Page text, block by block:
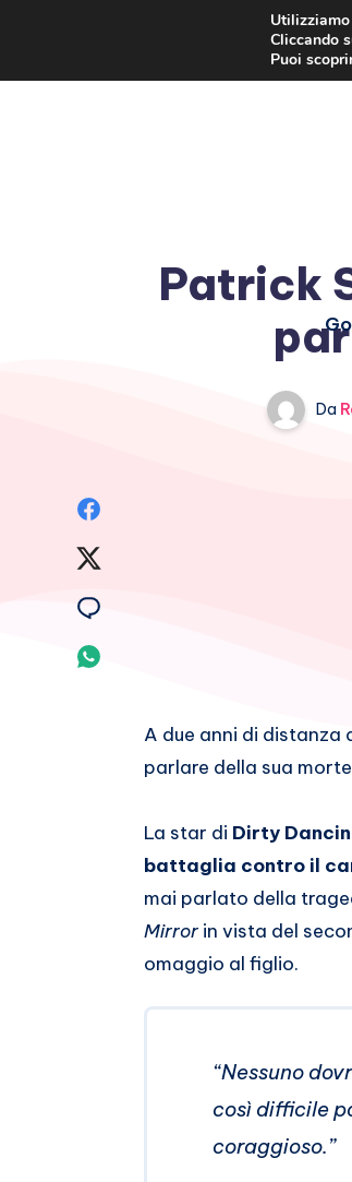
Patrick
Da
Whatsapp
A due anni di distanza
parlare della sua
La star di Dirty
battaglia contro il
mai parlato della
Mirror in vista del
omaggio al figlio.
“Nessuno
così difficile
coraggioso.”
Cliccando
Puoi